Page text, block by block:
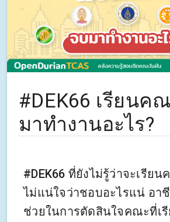
#DEK66 เรียนค
มาทำงานอะไร?
#DEK66 ที่ยังไม่รู้ว่าจะเรีย
ไม่แน่ใจว่าชอบอะไรแน่ อา
ช่วยในการตัดสินใจคณะที่เ